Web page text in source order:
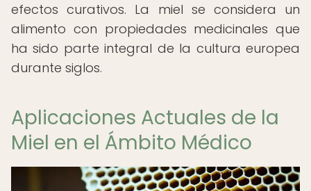
efectos curativos. La miel se considera un
alimento con propiedades medicinales que
ha sido parte integral de la cultura europea
durante siglos.
Aplicaciones Actuales de la
Miel en el Ámbito Médico